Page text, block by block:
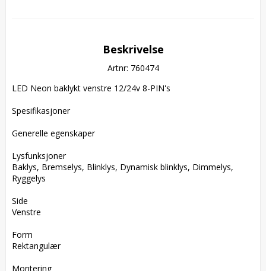
Beskrivelse
Artnr: 760474
LED Neon baklykt venstre 12/24v 8-PIN's
Spesifikasjoner
Generelle egenskaper
Lysfunksjoner
Baklys, Bremselys, Blinklys, Dynamisk blinklys, Dimmelys,
Ryggelys
Side
Venstre
Form
Rektangulær
Montering